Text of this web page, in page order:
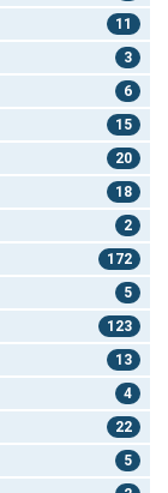
11
3
6
15
20
18
2
172
5
123
13
4
22
5